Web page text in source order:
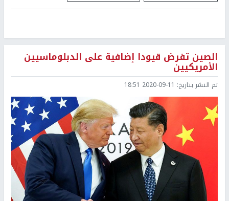
الصين تفرض قيودا إضافية على الدبلوماسيين
الأمريكيين
تم النشر بتاريخ: 2020-09-11 18:51